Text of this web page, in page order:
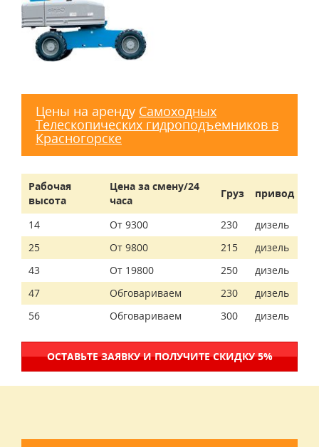
Цены на аренду Самоходных
Телескопических гидроподъемников в
Красногорске
Рабочая
высота
Цена за смену/24
часа
Груз привод
14 От 9300 230
дизель
25
От 9800 215
дизель
43
От 19800 250
дизель
47
Обговариваем 230
дизель
56
Обговариваем 300 дизель
ОСТАВЬТЕ ЗАЯВКУ И ПОЛУЧИТЕ СКИДКУ 5%